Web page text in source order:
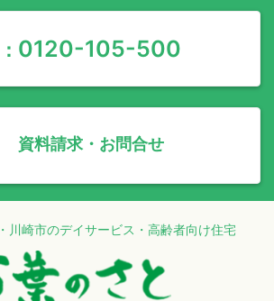
0120-105-500
資料請求・お問合せ
川崎市のデイサービス・高齢者向け住宅